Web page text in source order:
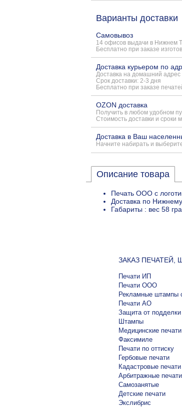
Варианты доставки
Самовывоз
14 офисов выдачи в Нижнем
Бесплатно при заказе
Доставка курьером по
Доставка на домашний
Срок доставки: 2-3 дня
Бесплатно при заказе
OZON доставка
Получить в любом удобном
Стоимость доставки и сроки
Доставка в Ваш
Начните набирать и
Описание товара
Печать ООО с
Доставка по
Габариты : вес 58
ЗАКАЗ ПЕЧАТЕЙ,
Печати ИП
Печати ООО
Рекламные штампы
Печати АО
Защита от подделки
Штампы
Медицинские печати
Факсимиле
Печати по оттиску
Гербовые печати
Кадастровые печати
Арбитражные печати
Самозанятые
Детские печати
Экслибрис